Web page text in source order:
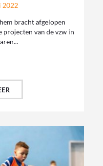
2022
bracht afgelopen
projecten van de vzw in